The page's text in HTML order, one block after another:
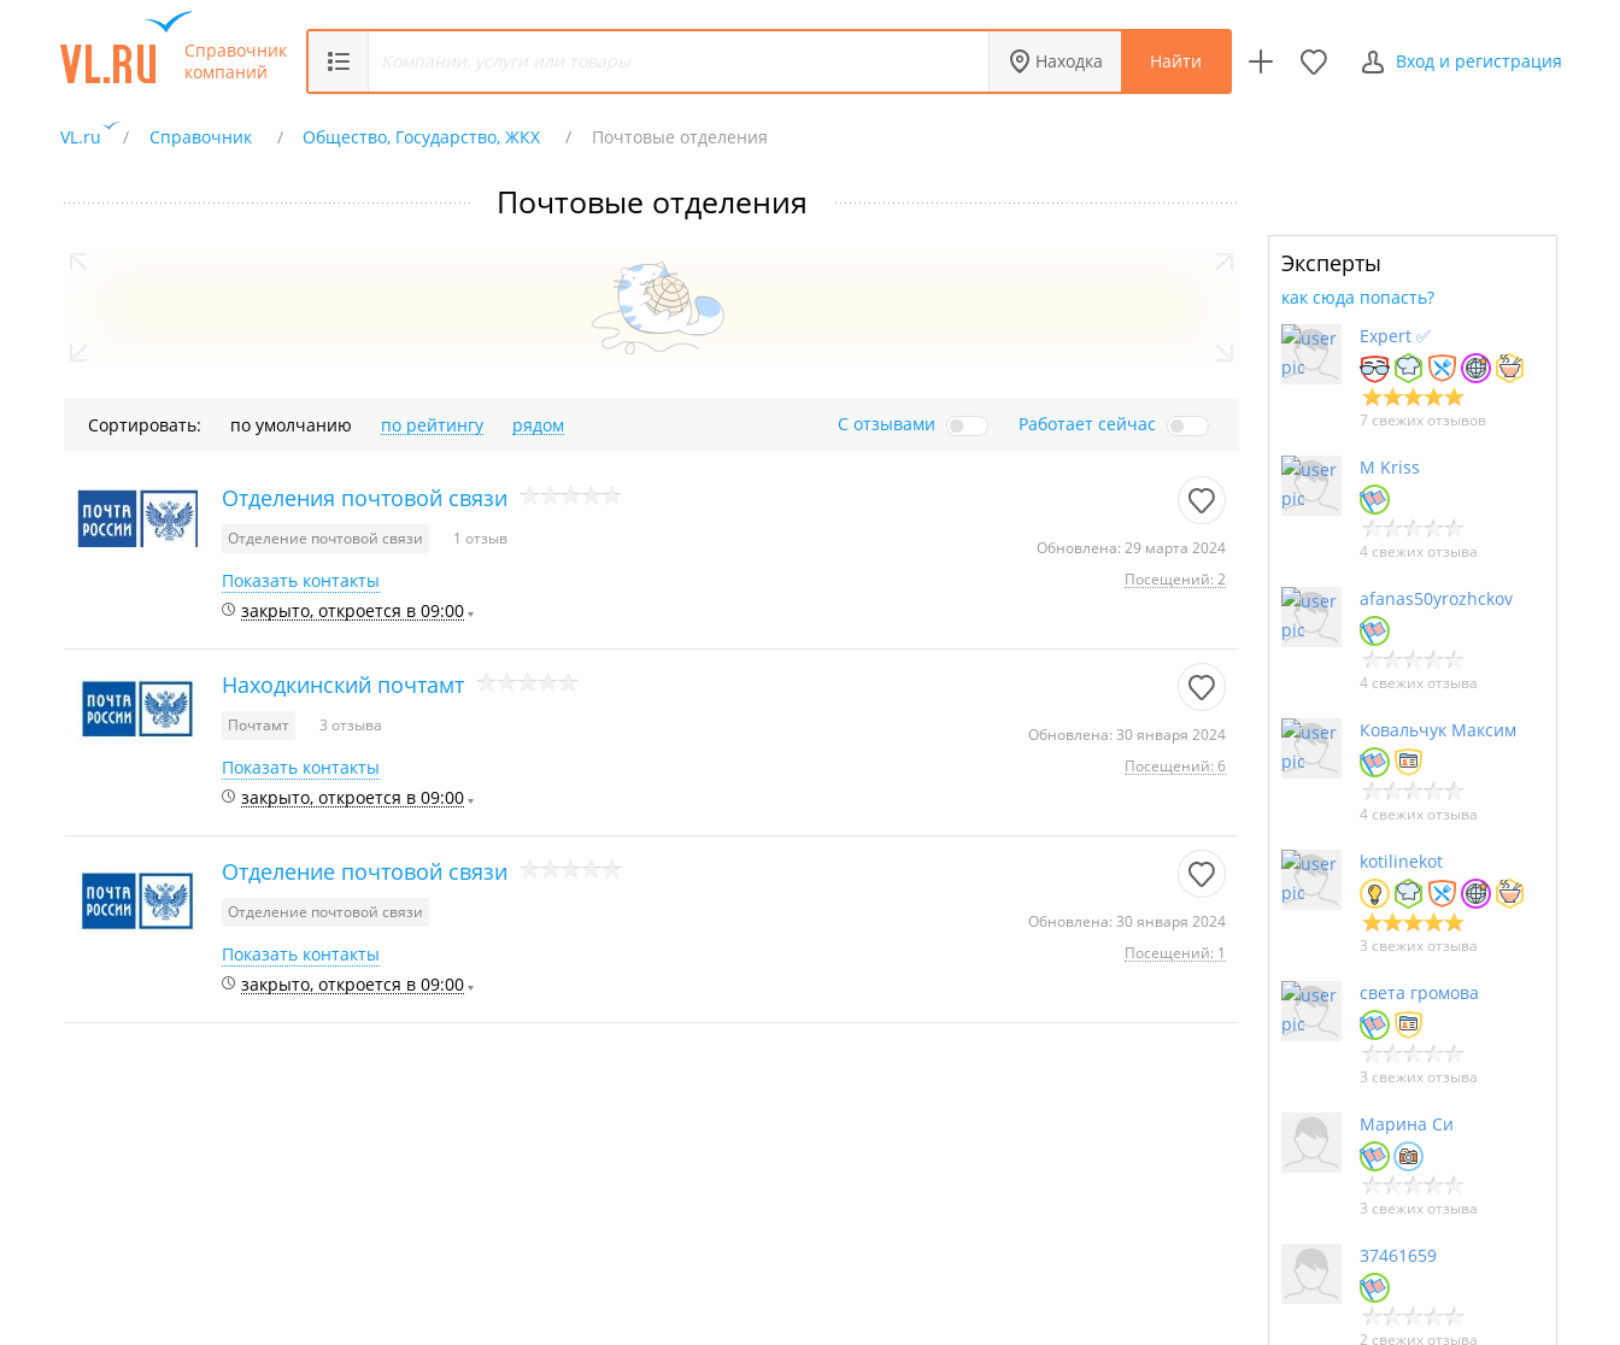
Справочник
компаний
Находка Найти Вход и регистрация
VL.ru Справочник Общество, Государство, ЖКХ Почтовые отделения
Почтовые отделения
Сортировать: по умолчанию по рейтингу рядом С отзывами Работает сейчас
Отделения почтовой связи
Отделение почтовой связи 1 отзыв
Обновлена: 29 марта 2024
Посещений: 2
Показать контакты
закрыто, откроется в 09:00
Находкинский почтамт
Почтамт 3 отзыва
Обновлена: 30 января 2024
Посещений: 6
Показать контакты
закрыто, откроется в 09:00
Отделение почтовой связи
Отделение почтовой связи
Обновлена: 30 января 2024
Посещений: 1
Показать контакты
закрыто, откроется в 09:00
Эксперты
как сюда попасть?
Expert ✅
7 свежих отзывов
M Kriss
4 свежих отзыва
afanas50yrozhckov
4 свежих отзыва
Ковальчук Максим
4 свежих отзыва
kotilinekot
3 свежих отзыва
света громова
3 свежих отзыва
Марина Си
3 свежих отзыва
37461659
2 свежих отзыва